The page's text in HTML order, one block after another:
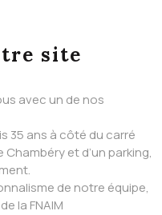
site
avec un de nos
35 ans à côté du carré
et d’un parking,
de notre équipe,
la FNAIM